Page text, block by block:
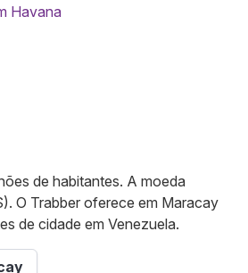
Havana
de habitantes. A moeda
O Trabber oferece em Maracay
de cidade em Venezuela.